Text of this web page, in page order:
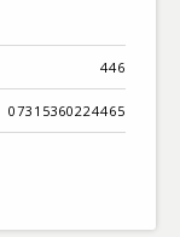
446
07315360224465